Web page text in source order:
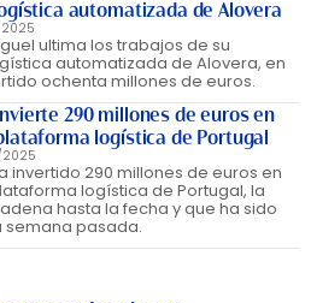
automatizada de Alovera
ultima los trabajos de su
automatizada de Alovera, en
ochenta millones de euros.
290 millones de euros en
logística de Portugal
invertido 290 millones de euros en
logística de Portugal, la
hasta la fecha y que ha sido
semana pasada.